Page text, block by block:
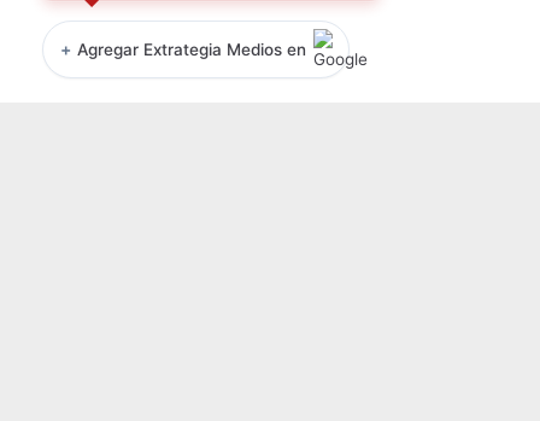
+ Agregar Extrategia Medios en